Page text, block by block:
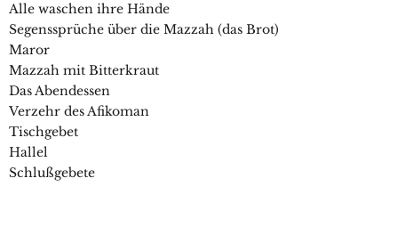
Alle waschen ihre Hände
Segenssprüche über die Mazzah (das Brot)
Maror
Mazzah mit Bitterkraut
Das Abendessen
Verzehr des Afikoman
Tischgebet
Hallel
Schlußgebete